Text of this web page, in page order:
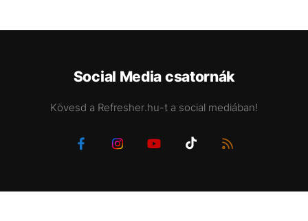
Social Media csatornák
Kövesd a Refresher.hu-t a social mediában!